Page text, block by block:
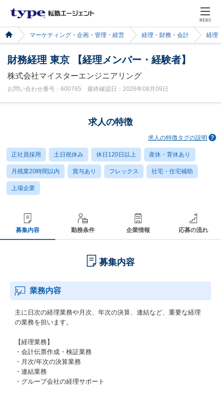
MENU
マーケティング・企画・管理・経営 経理・財務・会計 経理
財務経理 東京 【経理メンバー・経験者】
株式会社マイスターエンジニアリング
お問い合わせ番号：600765 最終確認日：2026年08月09日
求人の特徴
求人の特徴タグの説明
正社員採用 土日祝休み 休日120日以上 産休・育休あり
月残業20時間以内 賞与あり フレックス 社宅・住宅補助
上場企業
募集内容 勤務条件 企業情報 応募の流れ
募集内容
業務内容
主に日次の経理業務や月次、年次の決算、連結など、重要な経理
の業務を担います。
【経理業務】
・会計伝票作成・検証業務
・月次/年次の決算業務
・連結業務
・グループ会社の経理サポート